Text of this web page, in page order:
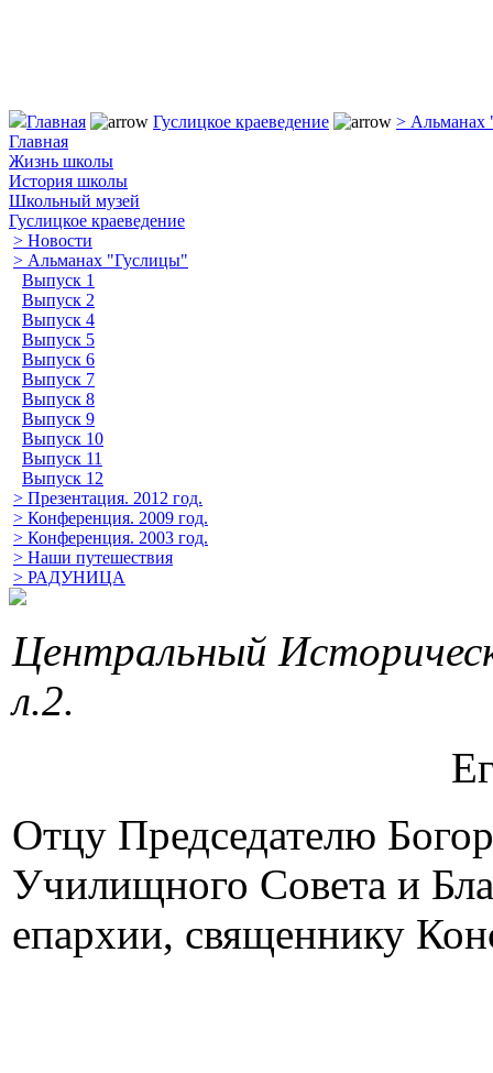
Главная Гуслицкое краеведение
> Альманах
Главная
Жизнь школы
История школы
Школьный музей
Гуслицкое краеведение
> Новости
> Альманах "Гуслицы"
Выпуск 1
Выпуск 2
Выпуск 4
Выпуск 5
Выпуск 6
Выпуск 7
Выпуск 8
Выпуск 9
Выпуск 10
Выпуск 11
Выпуск 12
> Презентация. 2012 год.
> Конференция. 2009 год.
> Конференция. 2003 год.
> Наши путешествия
> РАДУНИЦА
Центральный
л.2.
Отцу Председателю
Училищного Совета и
епархии, священнику